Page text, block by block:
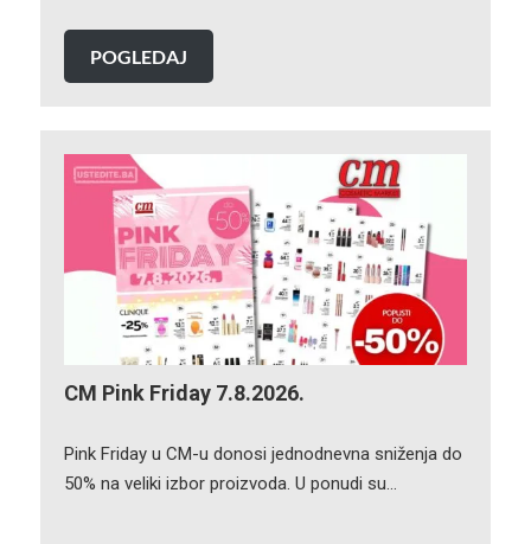
POGLEDAJ
CM Pink Friday 7.8.2026.
Pink Friday u CM-u donosi jednodnevna sniženja do
50% na veliki izbor proizvoda. U ponudi su…